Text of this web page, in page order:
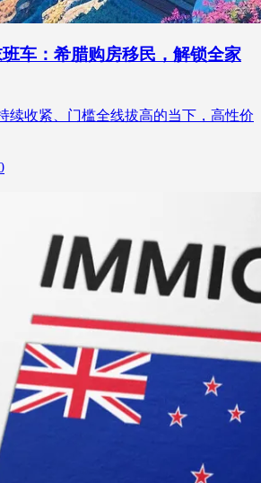
车：希腊购房移民，解锁全家
续收紧、门槛全线拔高的当下，高性价